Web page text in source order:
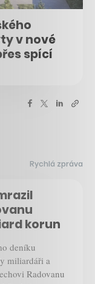
v nové
spící
Rychlá zpráva
korun
deníku
miliardáři a
Radovanu